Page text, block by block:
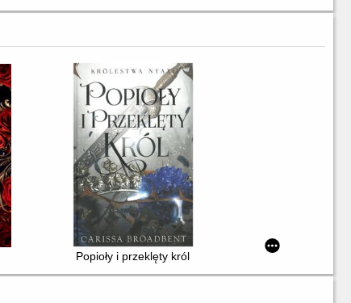
Popioły i przeklęty król